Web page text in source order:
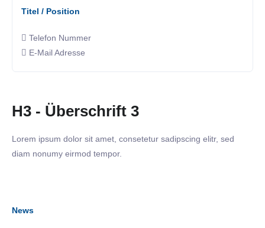
Titel / Position
Telefon Nummer
E-Mail Adresse
H3 - Überschrift 3
Lorem ipsum dolor sit amet, consetetur sadipscing elitr, sed
diam nonumy eirmod tempor.
News